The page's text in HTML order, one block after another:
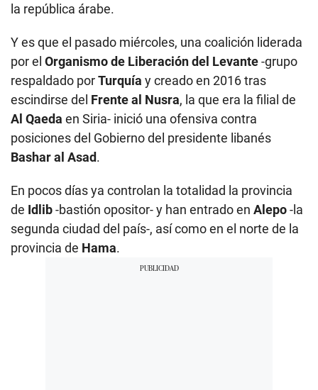
la república árabe.
Y es que el pasado miércoles, una coalición liderada
por el Organismo de Liberación del Levante-grupo
respaldado porTurquía y creado en 2016 tras
escindirse del Frente al Nusra, la que era la filial de
Al Qaeda en Siria- inició una ofensiva contra
posiciones del Gobierno del presidente libanés
Bashar al Asad.
En pocos días ya controlan la totalidad la provincia
de Idlib-bastión opositor- y han entrado en Alepo-la
segunda ciudad del país-, así como en el norte de la
provincia de Hama.